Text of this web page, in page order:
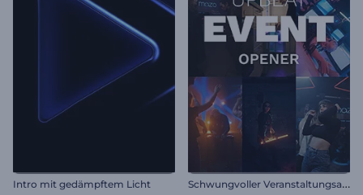
Intro mit gedämpftem Licht S
chwungvoller Veranstaltungsauftakt